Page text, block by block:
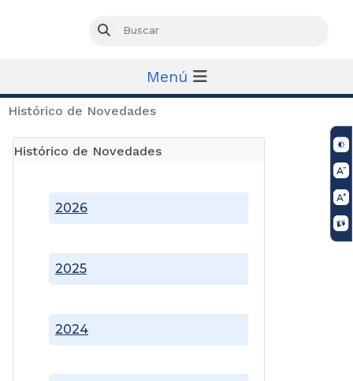
Buscar
Menú
Histórico de Novedades
Histórico de Novedades
2024
2025
2026